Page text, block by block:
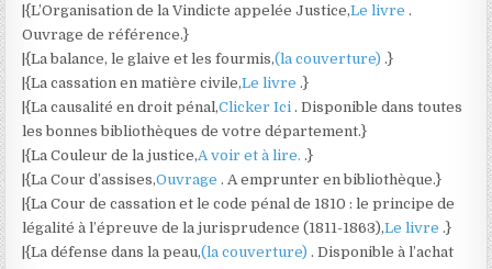
|{L’Organisation de la Vindicte appelée Justice,Le livre .
Ouvrage de référence.}
|{La balance, le glaive et les fourmis,(la couverture) .}
|{La cassation en matière civile,Le livre .}
|{La causalité en droit pénal,Clicker Ici . Disponible dans toutes
les bonnes bibliothèques de votre département.}
|{La Couleur de la justice,A voir et à lire. .}
|{La Cour d’assises,Ouvrage . A emprunter en bibliothèque.}
|{La Cour de cassation et le code pénal de 1810 : le principe de
légalité à l’épreuve de la jurisprudence (1811-1863),Le livre .}
|{La défense dans la peau,(la couverture) . Disponible à l’achat